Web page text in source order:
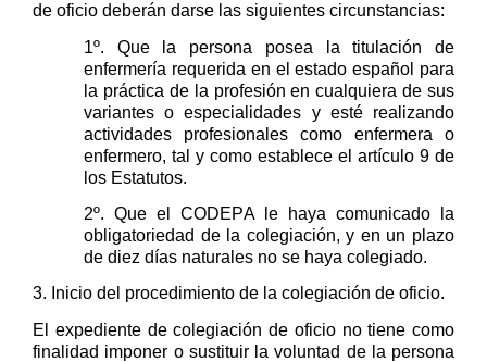
de oficio deberán darse las siguientes circunstancias:
1º. Que la persona posea latitulación de
enfermería requerida en el estado español para
la práctica de la profesión en cualquiera de sus
variantes o especialidades y esté realizando
actividades profesionales como enfermera o
enfermero, tal y como establece e l artículo 9 de
los Estatutos.
2º. Que el CODEPA le haya comunicado la
obligatoriedad de la colegiación, y en un plazo
de diez días naturales no se haya colegiado.
3. Inicio del procedimiento de la colegiación de oficio.
El expediente de colegiación de oficio notiene como
finalidad imponer o sustituir la voluntad de la persona